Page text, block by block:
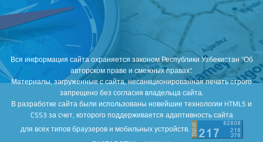
Вся информация сайта охраняется законом Республики Узбекистан "Об
авторском праве и смежных правах".
Материалы, загруженные с сайта, несанкционированная печать строго
запрещено без согласия владельца сайта.
В разработке сайта были использованы новейшие технологии HTML5 и
CSS3 за счет, которого поддерживается адаптивность сайта
для всех типов браузеров и мобильных устройств.